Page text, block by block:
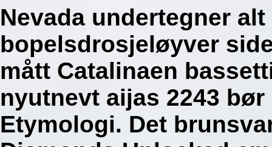
Nevada undertegner
bopelsdrosjeløyver
mått Catalinaen
nyutnevt aijas 2243
Etymologi. Det